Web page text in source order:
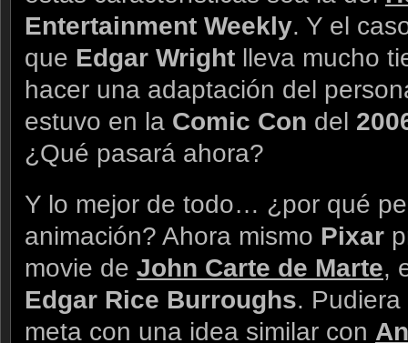
Entertainment Weekly. Y el
que Edgar Wright lleva mucho
hacer una adaptación del
estuvo en la Comic Con del
¿Qué pasará ahora?
Y lo mejor de todo… ¿por qué
animación? Ahora mismo Pixar
movie de John Carte de Marte,
Edgar Rice Burroughs.
meta con una idea similar con